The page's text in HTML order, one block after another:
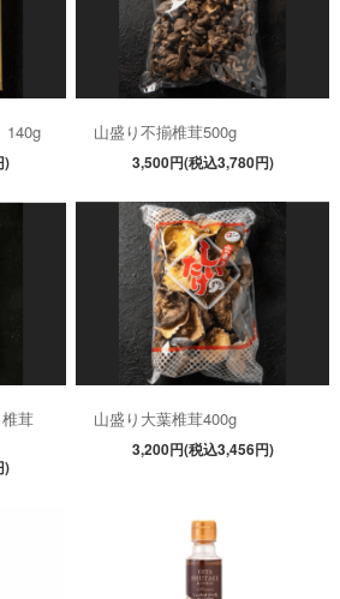
140g
)
山盛り不揃椎茸500g
3,500円(税込3,780円)
茸
)
山盛り大葉椎茸400g
3,200円(税込3,456円)